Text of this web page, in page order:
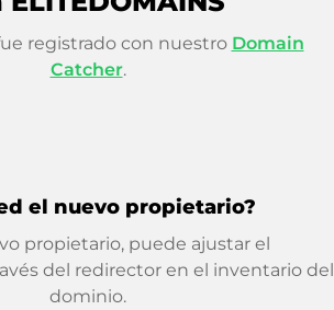
registrado con nuestro Domain
Catcher.
el nuevo propietario?
propietario, puede ajustar el
del redirector en el inventario del
dominio.